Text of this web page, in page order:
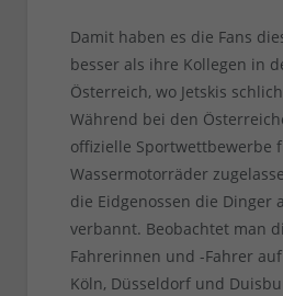
Damit haben es die Fans
besser als ihre Kollegen in
Österreich, wo Jetskis
Während bei den
offizielle Sportwettbewerbe
Wassermotorräder
die Eidgenossen die Dinger
verbannt. Beobachtet man
Fahrerinnen und -Fahrer
Köln, Düsseldorf und